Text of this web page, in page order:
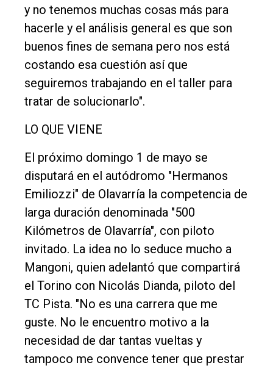
y no tenemos muchas cosas más para
hacerle y el análisis general es que son
buenos fines de semana pero nos está
costando esa cuestión así que
seguiremos trabajando en el taller para
tratar de solucionarlo".
LO QUE VIENE
El próximo domingo 1 de mayo se
disputará en el autódromo "Hermanos
Emiliozzi" de Olavarría la competencia de
larga duración denominada "500
Kilómetros de Olavarría", con piloto
invitado. La idea no lo seduce mucho a
Mangoni, quien adelantó que compartirá
el Torino con Nicolás Dianda, piloto del
TC Pista. "No es una carrera que me
guste. No le encuentro motivo a la
necesidad de dar tantas vueltas y
tampoco me convence tener que prestar